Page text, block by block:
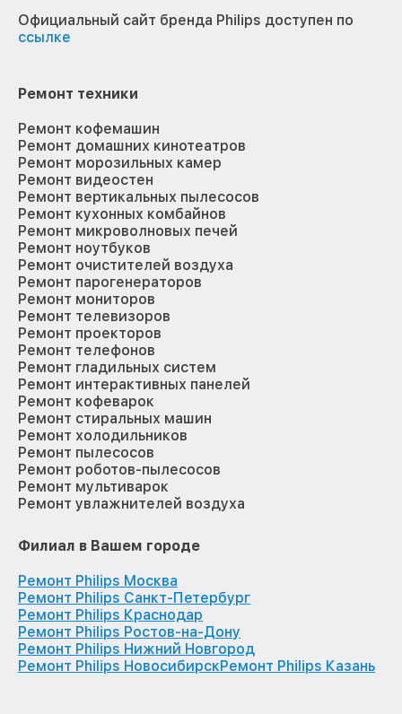
Официальный сайт бренда Philips доступен по
ссылке
Ремонт техники
Ремонт кофемашин
Ремонт домашних кинотеатров
Ремонт морозильных камер
Ремонт видеостен
Ремонт вертикальных пылесосов
Ремонт кухонных комбайнов
Ремонт микроволновых печей
Ремонт ноутбуков
Ремонт очистителей воздуха
Ремонт парогенераторов
Ремонт мониторов
Ремонт телевизоров
Ремонт проекторов
Ремонт телефонов
Ремонт гладильных систем
Ремонт интерактивных панелей
Ремонт кофеварок
Ремонт стиральных машин
Ремонт холодильников
Ремонт пылесосов
Ремонт роботов-пылесосов
Ремонт мультиварок
Ремонт увлажнителей воздуха
Филиал в Вашем городе
Ремонт Philips Москва
Ремонт Philips Санкт-Петербург
Ремонт Philips Краснодар
Ремонт Philips Ростов-на-Дону
Ремонт Philips Нижний Новгород
Ремонт Philips НовосибирскРемонт Philips Казань